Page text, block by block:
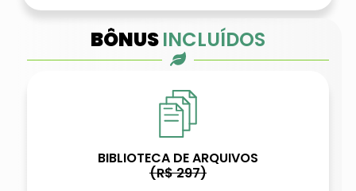
BÔNUSINCLUÍDOS
BIBLIOTECA DE ARQUIVOS
(R$ 297)